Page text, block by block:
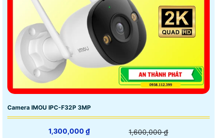
Camera IMOU IPC-F32P 3MP
1,300,000 ₫ 1,600,000 ₫